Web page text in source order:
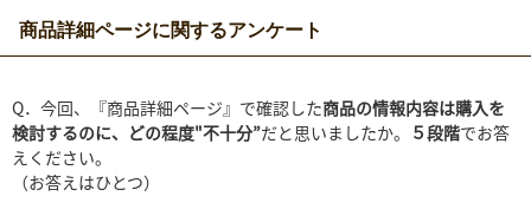
商品詳細ページに関するアンケート